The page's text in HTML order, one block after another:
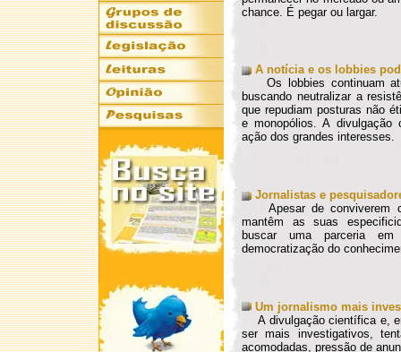
chance. É pegar ou largar.
A notícia e os lobbies
Os lobbies continuam
buscando neutralizar a
que repudiam posturas não
e monopólios. A divulgação
ação dos grandes interesses.
Jornalistas e
Apesar de conviverem
mantêm as suas
buscar uma parceria
democratização do
Um jornalismo mais
A divulgação científica e,
ser mais investigativos,
acomodadas, pressão de